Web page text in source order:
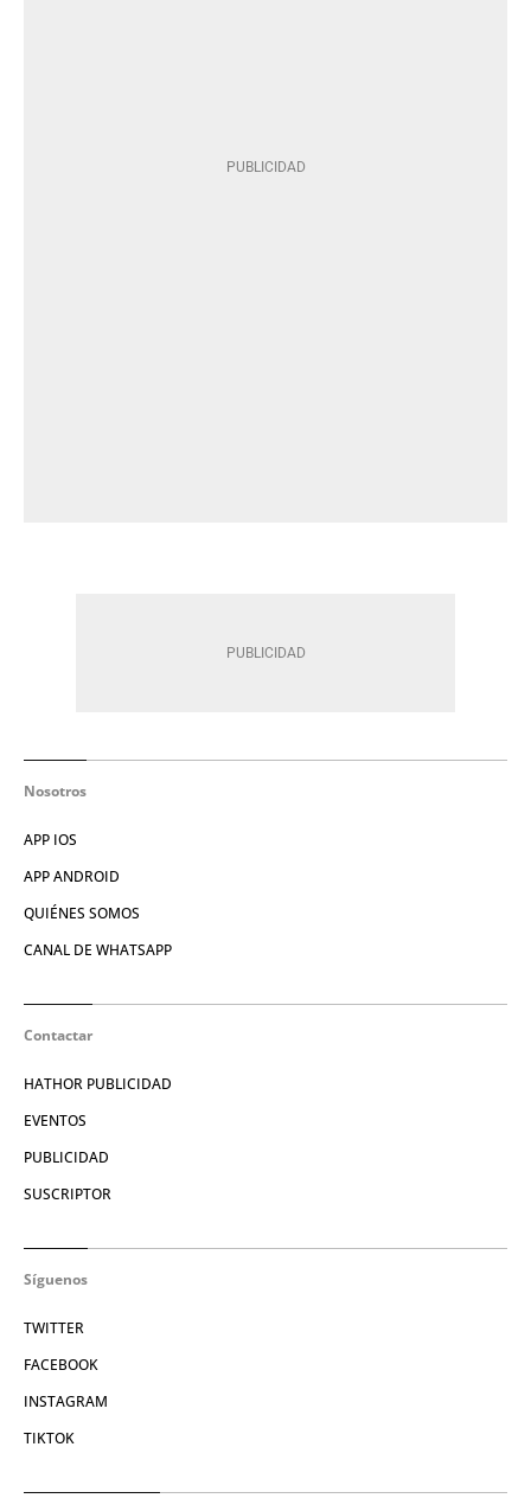
Nosotros
APP IOS
APP ANDROID
QUIÉNES SOMOS
CANAL DE WHATSAPP
Contactar
HATHOR PUBLICIDAD
EVENTOS
PUBLICIDAD
SUSCRIPTOR
Síguenos
TWITTER
FACEBOOK
INSTAGRAM
TIKTOK